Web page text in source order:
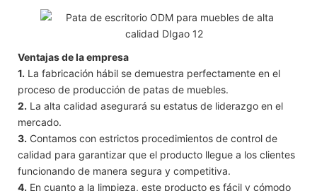
Ventajas de la empresa
1. La fabricación hábil se demuestra perfectamente en el
proceso de producción de patas de muebles.
2. La alta calidad asegurará su estatus de liderazgo en el
mercado.
3. Contamos con estrictos procedimientos de control de
calidad para garantizar que el producto llegue a los clientes
funcionando de manera segura y competitiva.
4. En cuanto a la limpieza, este producto es fácil y cómodo